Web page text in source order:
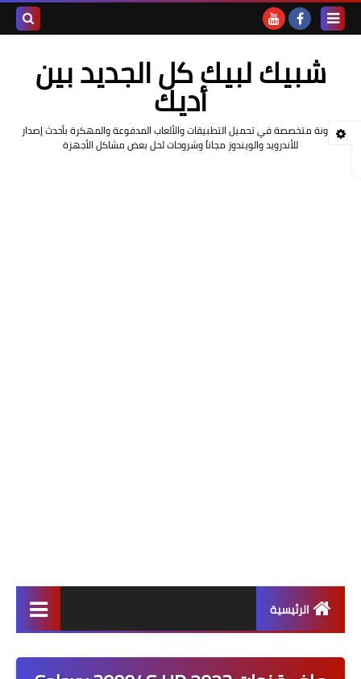
المدونةشبيك لبيك كل الجديد بين
أديك
مدونة متخصصة في تحميل التطبيقات والألعاب المدفوعة والمهكرة بأحدث إصدار
للأندرويد والويندوز مجاناً وشروحات لحل بعض مشاكل الأجهزة
الرئيسية